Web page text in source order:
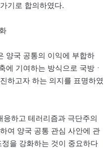
기로 합의하였다.
양국 공통의 이익에 부합하
에 기여하는 방식으로 국방ㆍ
하고자 하는 의지를 표명하였
응하고 테러리즘과 극단주의
여 양국 공통 관심 사안에 관
을 강화하는 것이 중요하다